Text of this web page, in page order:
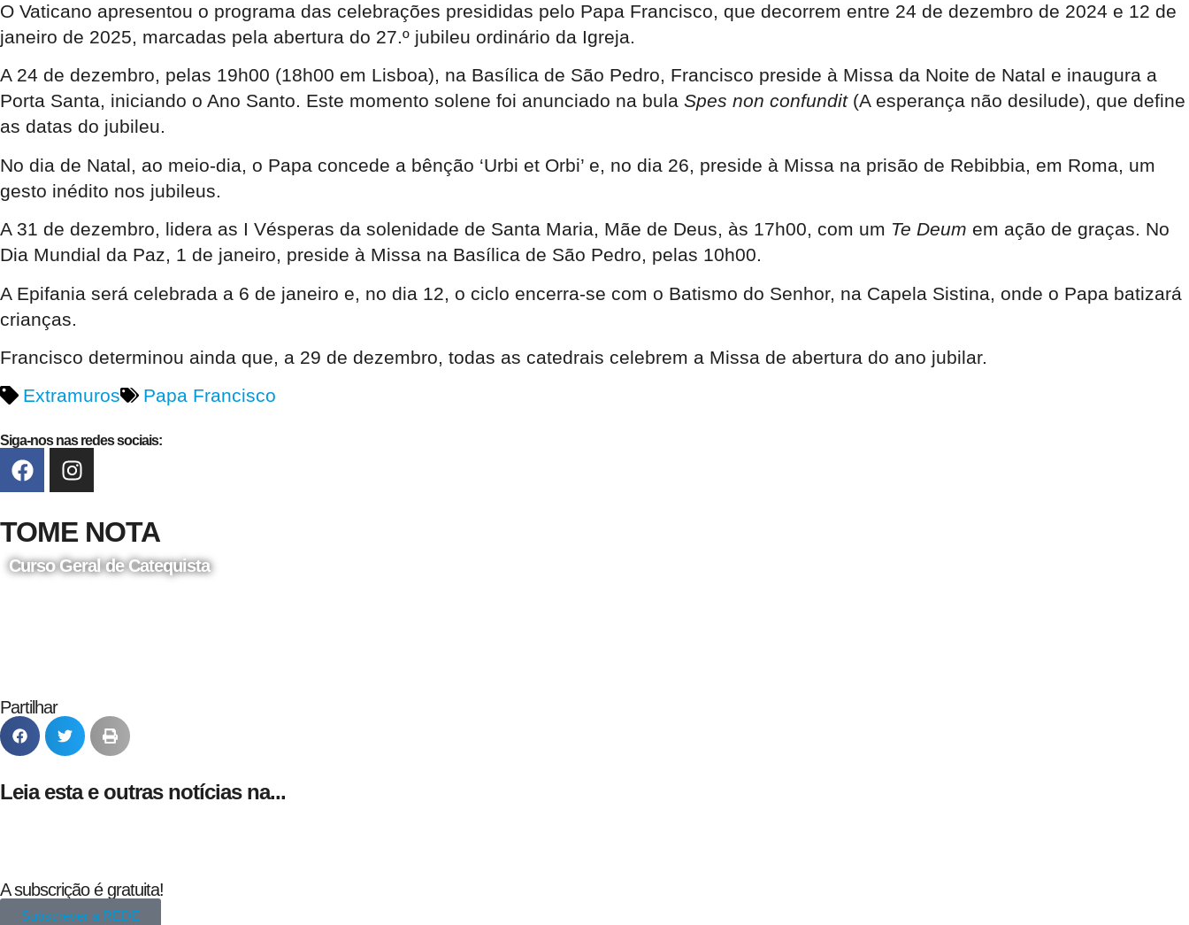
O Vaticano apresentou o programa das celebrações presididas pelo Papa Francisco, que decorrem entre 24 de dezembro de 2024 e 12 de
janeiro de 2025, marcadas pela abertura do 27.º jubileu ordinário da Igreja.
A 24 de dezembro, pelas 19h00 (18h00 em Lisboa), na Basílica de São Pedro, Francisco preside à Missa da Noite de Natal e inaugura a
Porta Santa, iniciando o Ano Santo. Este momento solene foi anunciado na bula Spes non confundit(A esperança não desilude), que define
as datas do jubileu.
No dia de Natal, ao meio-dia, o Papa concede a bênção ‘Urbi et Orbi’ e, no dia 26, preside à Missa na prisão de Rebibbia, em Roma, um
gesto inédito nos jubileus.
A 31 de dezembro, lidera as I Vésperas da solenidade de Santa Maria, Mãe de Deus, às 17h00, com um Te Deum em ação de graças. No
Dia Mundial da Paz, 1 de janeiro, preside à Missa na Basílica de São Pedro, pelas 10h00.
A Epifania será celebrada a 6 de janeiro e, no dia 12, o ciclo encerra-se com o Batismo do Senhor, na Capela Sistina, onde o Papa batizará
crianças.
Francisco determinou ainda que, a 29 de dezembro, todas as catedrais celebrem a Missa de abertura do ano jubilar.
Extramuros
Papa Francisco
Siga-nos nas redes sociais:
TOME NOTA
Curso Geral de Catequista
Partilhar
Leia esta e outras notícias na...
A subscrição é gratuita!
Subscrever a REDE